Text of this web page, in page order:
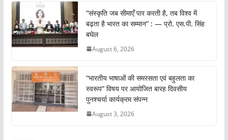
“संस्कृति जब सीमाएँ पार करती है, तब विश्व में
बढ़ता है भारत का सम्मान” : — प्रो. एस.पी. सिंह
बघेल
August 6, 2026
“भारतीय भाषाओं की समरसता एवं बहुलता का
स्वरूप” विषय पर आयोजित बारह दिवसीय
पुनश्चर्या कार्यक्रम संपन्न
August 3, 2026